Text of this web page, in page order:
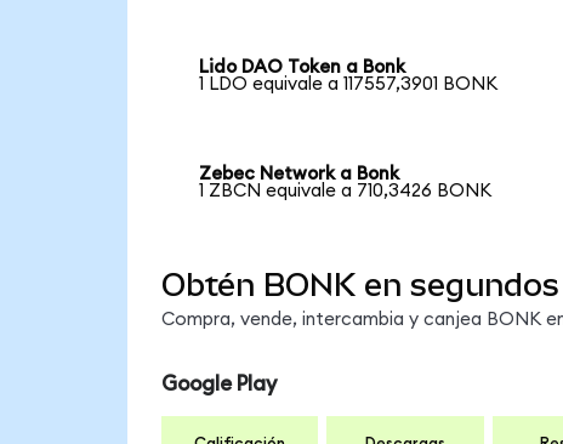
Lido DAO Token a Bonk
1 LDO equivale a 117557,3901 BONK
Zebec Network a Bonk
1 ZBCN equivale a 710,3426 BONK
Obtén BONK en segundos
Compra, vende, intercambia y canjea BONK
Google Play